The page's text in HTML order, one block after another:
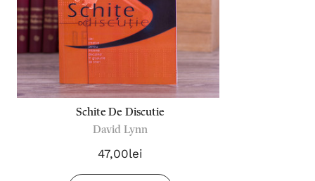
Schite De Discutie
David Lynn
47,00lei